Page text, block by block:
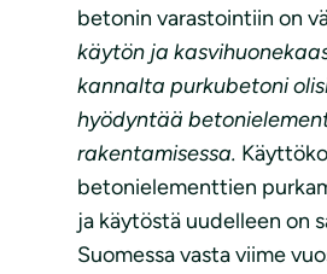
betonin varastointiin on
käytön ja
kannalta purkubetoni
hyödyntää
rakentamisessa.
betonielementtien
ja käytöstä uudelleen on
Suomessa vasta viime